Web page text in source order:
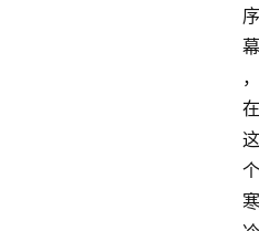
序
幕
，
在
这
个
寒